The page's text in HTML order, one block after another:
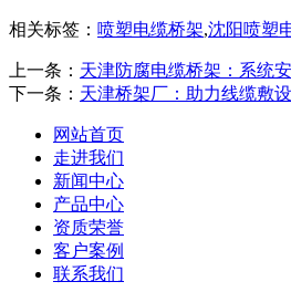
相关标签： 喷塑电缆桥架,沈阳喷塑
上一条： 天津防腐电缆桥架：系统
下一条： 天津桥架厂：助力线缆敷
网站首页
走进我们
新闻中心
产品中心
资质荣誉
客户案例
联系我们